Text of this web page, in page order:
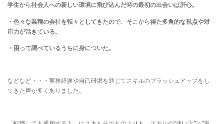
学生から社会人への新しい環境に飛び込んだ時の最初の出会いは肝心。
・色々な業種の会社を転々としてきたので、そこから得た多角的な視点や対
応力が活きている。
・困って調べているうちに身についた。
などなど・・・実務経験や自己研鑽を通じてスキルのブラッシュアップをし
てきた声が多くありました。